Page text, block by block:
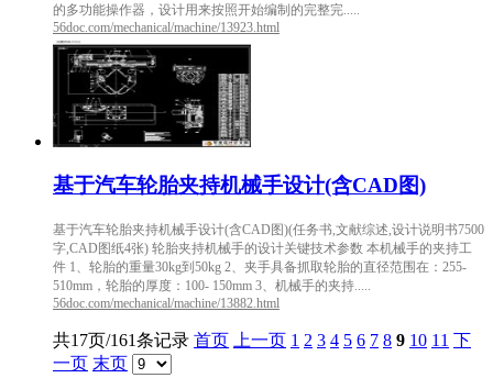
的多功能操作器，设计用来按照开始编制的完整完.....
56doc.com/mechanical/machine/13923.html
基于汽车轮胎夹持机械手设计(含CAD图)
基于汽车轮胎夹持机械手设计(含CAD图)(任务书,文献综述,设计说明书7500
字,CAD图纸4张) 轮胎夹持机械手的设计关键技术参数 本机械手的夹持工
件 1、轮胎的重量30kg到50kg 2、夹手具备抓取轮胎的直径范围在：255-
510mm，轮胎的厚度：100- 150mm 3、机械手的夹持.....
56doc.com/mechanical/machine/13882.html
共17页/161条记录 首页 上一页 1 2 3 4 5 6 7 8 9 10 11 下
一页 末页